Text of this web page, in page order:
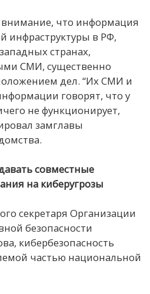
что информация
инфраструктуры в РФ,
странах,
СМИ, существенно
дел. “Их СМИ и
говорят, что у
не функционирует,
замглавы
совместные
на киберугрозы
секретаря Организации
безопасности
кибербезопасность
частью национальной